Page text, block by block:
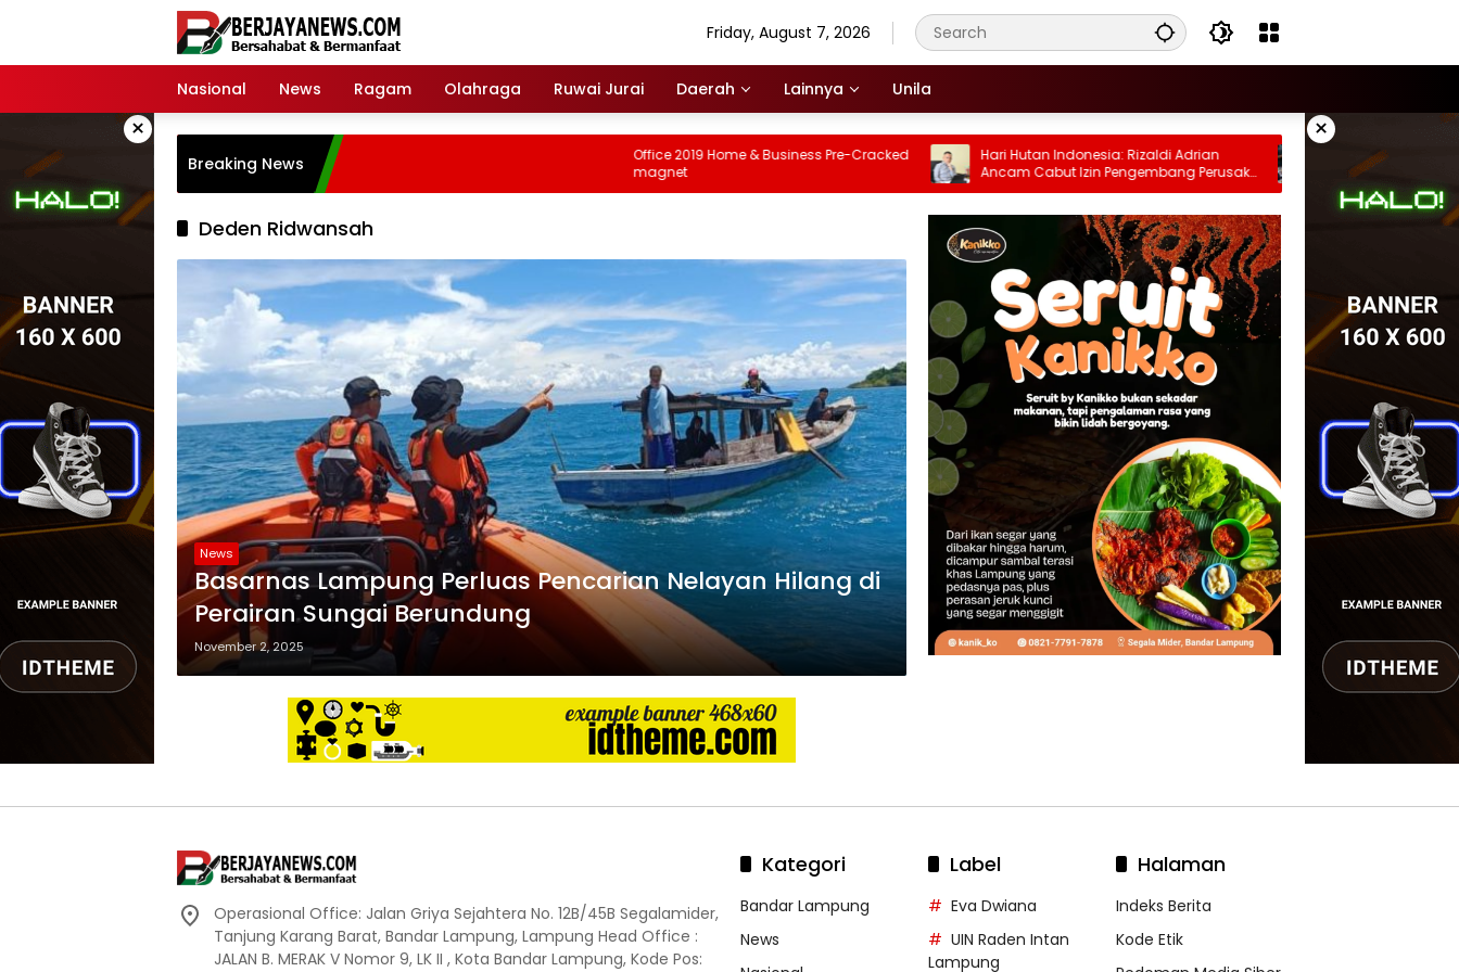
Friday, August 7, 2026
Nasional News Ragam Olahraga Ruwai Jurai Daerah Lainnya Unila
× ×
Breaking News
Office 2019 Home & Business Pre-Cracked
magnet
Hari Hutan Indonesia: Rizaldi Adrian
Ancam Cabut Izin Pengembang Perusak
Bukit di Bandar Lampung
Temuan Senjata di
Jaksel Liar! Polisi Diminta
Ruangan Diduga Bunker!
Deden Ridwansah
News
Basarnas Lampung Perluas Pencarian Nelayan Hilang di
Perairan Sungai Berundung
November 2, 2025
Operasional Office: Jalan Griya Sejahtera No. 12B/45B Segalamider,
Tanjung Karang Barat, Bandar Lampung, Lampung Head Office :
JALAN B. MERAK V Nomor 9, LK II , Kota Bandar Lampung, Kode Pos:
Kategori
Bandar Lampung
News
Label
Eva Dwiana
UIN Raden Intan
Lampung
Halaman
Indeks Berita
Kode Etik